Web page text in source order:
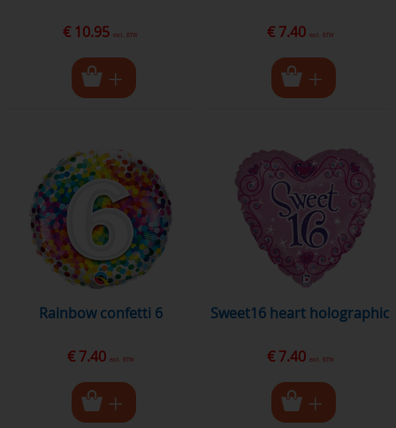
€ 10.95 excl. BTW € 7.40 excl. BTW
rainbow confetti 6
€ 7.40 excl. BTW
sweet16 heart holographic
€ 7.40 excl. BTW